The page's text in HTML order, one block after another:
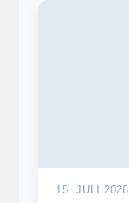
15. JULI 2026